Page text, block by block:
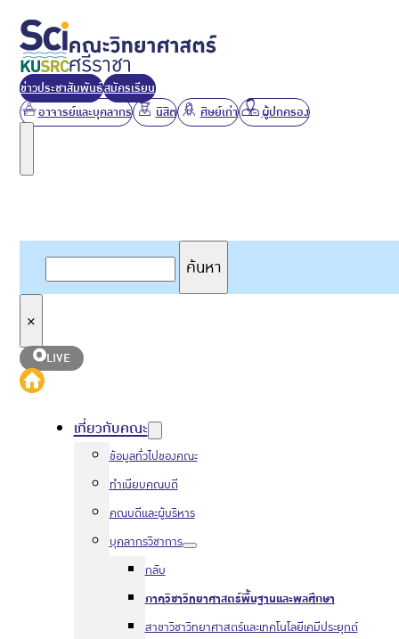
ข่าวประชาสัมพันธ์สมัครเรียน
อาจารย์และบุคลากร
นิสิต ศิษย์เก่า ผู้ปกครอง
ค้นหา
×
LIVE
เกี่ยวกับคณะ
ข้อมูลทั่วไปของคณะ
ทำเนียบคณบดี
คณบดีและผู้บริหาร
บุคลากรวิชาการ
กลับ
ภาควิชาวิทยาศาสตร์พื้นฐานและพลศึกษา
สาขาวิชาวิทยาศาสตร์และเทคโนโลยีเคมีประยุกต์